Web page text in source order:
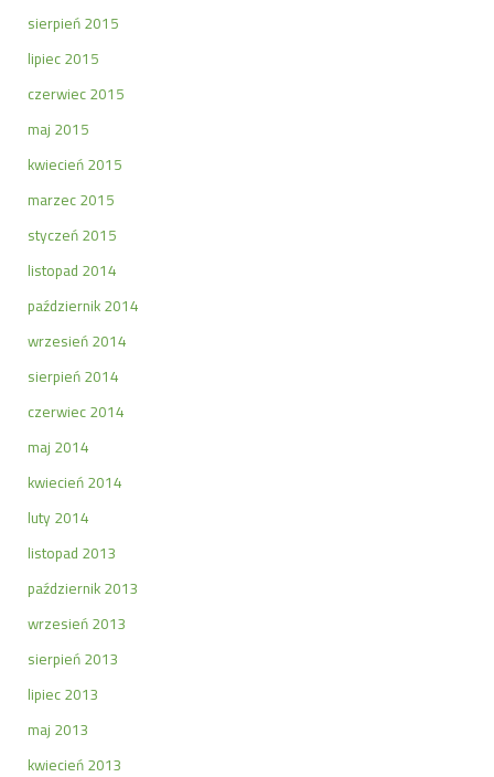
sierpień 2015
lipiec 2015
czerwiec 2015
maj 2015
kwiecień 2015
marzec 2015
styczeń 2015
listopad 2014
październik 2014
wrzesień 2014
sierpień 2014
czerwiec 2014
maj 2014
kwiecień 2014
luty 2014
listopad 2013
październik 2013
wrzesień 2013
sierpień 2013
lipiec 2013
maj 2013
kwiecień 2013